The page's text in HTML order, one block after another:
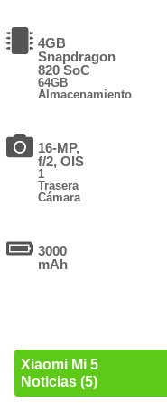
4GB
Snapdragon
820 SoC
64GB
Almacenamiento
16-MP,
f/2, OIS
1
Trasera
Cámara
3000
mAh
Xiaomi Mi 5
Noticias (5)